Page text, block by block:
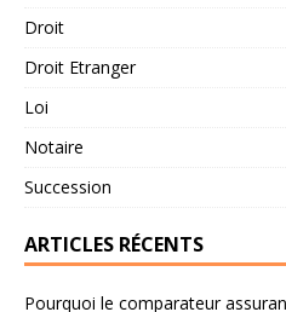
Droit
Droit Etranger
Loi
Notaire
Succession
ARTICLES RÉCENTS
Pourquoi le comparateur